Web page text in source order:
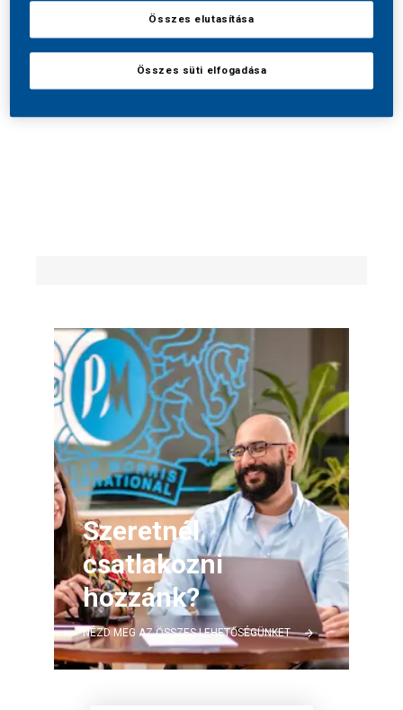
Szeretnél
csatlakozni
hozzánk?
NÉZD MEG AZ ÖSSZES LEHETŐSÉGÜNKET
Összes elutasítása
Összes süti elfogadása